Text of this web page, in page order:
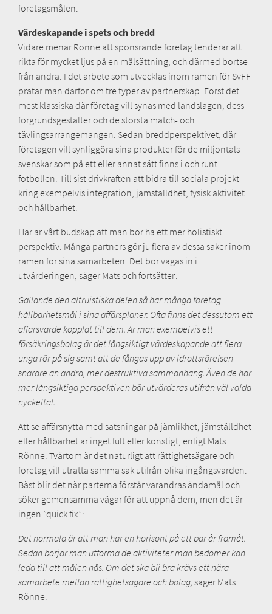
företagsmålen.
Värdeskapande i spets och bredd
Vidare menar Rönne att sponsrande företag tenderar att
rikta för mycket ljus på en målsättning, och därmed bortse
från andra. I det arbete som utvecklas inom ramen för SvFF
pratar man därför om tre typer av partnerskap. Först det
mest klassiska där företag vill synas med landslagen, dess
förgrundsgestalter och de största match- och
tävlingsarrangemangen. Sedan breddperspektivet, där
företagen vill synliggöra sina produkter för de miljontals
svenskar som på ett eller annat sätt finns i och runt
fotbollen. Till sist drivkraften att bidra till sociala projekt
kring exempelvis integration, jämställdhet, fysisk aktivitet
och hållbarhet.
Här är vårt budskap att man bör ha ett mer holistiskt
perspektiv. Många partners gör ju flera av dessa saker inom
ramen för sina samarbeten. Det bör vägas in i
utvärderingen, säger Mats och fortsätter:
Gällande den altruistiska delen så har många företag
hållbarhetsmål i sina affärsplaner. Ofta finns det dessutom ett
affärsvärde kopplat till dem. Är man exempelvis ett
försäkringsbolag är det långsiktigt värdeskapande att flera
unga rör på sig samt att de fångas upp av idrottsrörelsen
snarare än andra, mer destruktiva sammanhang. Även de här
mer långsiktiga perspektiven bör utvärderas utifrån väl valda
nyckeltal.
Att se affärsnytta med satsningar på jämlikhet, jämställdhet
eller hållbarhet är inget fult eller konstigt, enligt Mats
Rönne. Tvärtom är det naturligt att rättighetsägare och
företag vill uträtta samma sak utifrån olika ingångsvärden.
Bäst blir det när parterna förstår varandras ändamål och
söker gemensamma vägar för att uppnå dem, men det är
ingen ”quick fix”:
Det normala är att man har en horisont på ett par år framåt.
Sedan börjar man utforma de aktiviteter man bedömer kan
leda till att målen nås. Om det ska bli bra krävs ett nära
samarbete mellan rättighetsägare och bolag, säger Mats
Rönne.